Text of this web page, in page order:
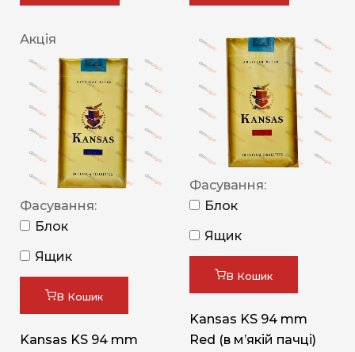
Акція
Фасування:
Блок
Ящик
В Кошик
Kansas KS 94 mm
Фасування:
Блок
Ящик
В Кошик
Kansas KS 94 mm
Red (в мʼякій пачці)